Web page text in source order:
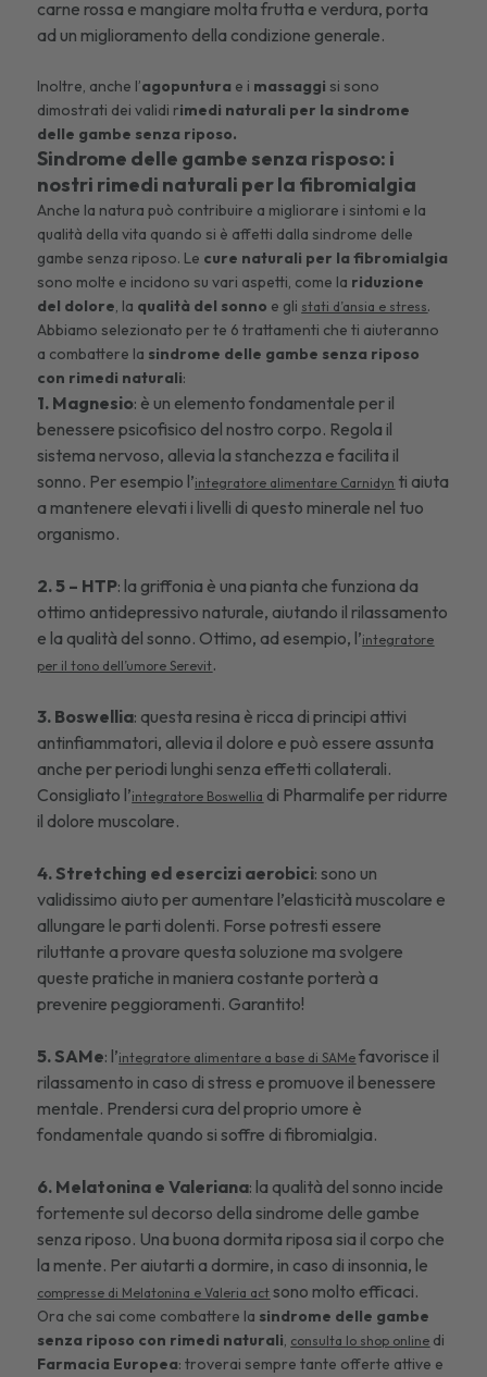
carne rossa e mangiare molta frutta e verdura, porta
ad un miglioramento della condizione generale.
Inoltre, anche l’agopuntura e i massaggi si sono
dimostrati dei validi rimedi naturali per la sindrome
delle gambe senza riposo.
Sindrome delle gambe senza risposo: i
nostri rimedi naturali per la fibromialgia
Anche la natura può contribuire a migliorare i sintomi e la
qualità della vita quando si è affetti dalla sindrome delle
gambe senza riposo. Le cure naturali per la fibromialgia
sono molte e incidono su vari aspetti, come la riduzione
del dolore, la qualità del sonno e gli stati d’ansia e stress.
Abbiamo selezionato per te 6 trattamenti che ti aiuteranno
a combattere la sindrome delle gambe senza riposo
con rimedi naturali:
1. Magnesio: è un elemento fondamentale per il
benessere psicofisico del nostro corpo. Regola il
sistema nervoso, allevia la stanchezza e facilita il
sonno. Per esempio l’integratore alimentare Carnidyn ti aiuta
a mantenere elevati i livelli di questo minerale nel tuo
organismo.
2. 5 – HTP: la griffonia è una pianta che funziona da
ottimo antidepressivo naturale, aiutando il rilassamento
e la qualità del sonno. Ottimo, ad esempio, l’integratore
per il tono dell’umore Serevit.
3. Boswellia: questa resina è ricca di principi attivi
antinfiammatori, allevia il dolore e può essere assunta
anche per periodi lunghi senza effetti collaterali.
Consigliato l’integratore Boswellia di Pharmalife per ridurre
il dolore muscolare.
4. Stretching ed esercizi aerobici: sono un
validissimo aiuto per aumentare l’elasticità muscolare e
allungare le parti dolenti. Forse potresti essere
riluttante a provare questa soluzione ma svolgere
queste pratiche in maniera costante porterà a
prevenire peggioramenti. Garantito!
5. SAMe: l’integratore alimentare a base di SAMe favorisce il
rilassamento in caso di stress e promuove il benessere
mentale. Prendersi cura del proprio umore è
fondamentale quando si soffre di fibromialgia.
6. Melatonina e Valeriana: la qualità del sonno incide
fortemente sul decorso della sindrome delle gambe
senza riposo. Una buona dormita riposa sia il corpo che
la mente. Per aiutarti a dormire, in caso di insonnia, le
compresse di Melatonina e Valeria act sono molto efficaci.
Ora che sai come combattere la sindrome delle gambe
senza riposo con rimedi naturali, consulta lo shop online di
Farmacia Europea: troverai sempre tante offerte attive e